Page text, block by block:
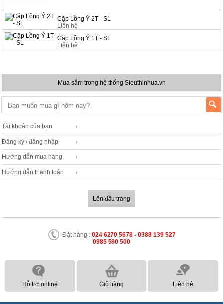
Cặp Lồng Ý 2T - SL
Liên hệ
Cặp Lồng Ý 1T - SL
Liên hệ
Mua sắm trong hệ thống Sieuthinhua.vn
Tài khoản của bạn
Đăng ký / đăng nhập
Hướng dẫn mua hàng
Hướng dẫn thanh toán
Lên đầu trang
Đặt hàng : 024 6270 5678 - 0388 139 527
0985 580 500
Hỗ trợ online Giỏ hàng Liên hệ